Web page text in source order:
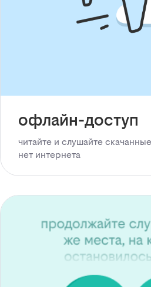
офлайн-доступ
читайте и слушайте
нет интернета